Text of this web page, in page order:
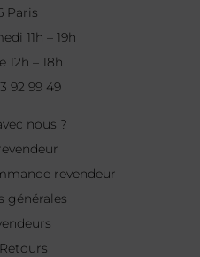
Paris
11h – 19h
12h – 18h
92 99 49
nous ?
revendeur
générales